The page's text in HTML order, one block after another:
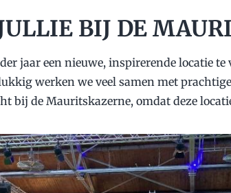
BIJ DE
jaar een nieuwe, inspirerende locatie
werken we veel samen met
bij de Mauritskazerne, omdat deze